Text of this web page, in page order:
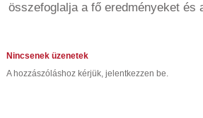
összefoglalja a fő eredményeket és
Nincsenek üzenetek
A hozzászóláshoz kérjük, jelentkezzen be.